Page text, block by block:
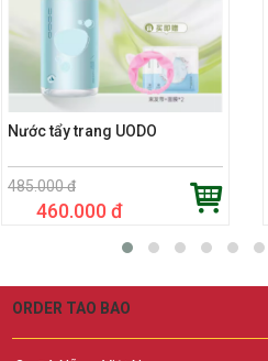
Nước tẩy trang UODO
485.000 đ
460.000 đ
ORDER TAO BAO